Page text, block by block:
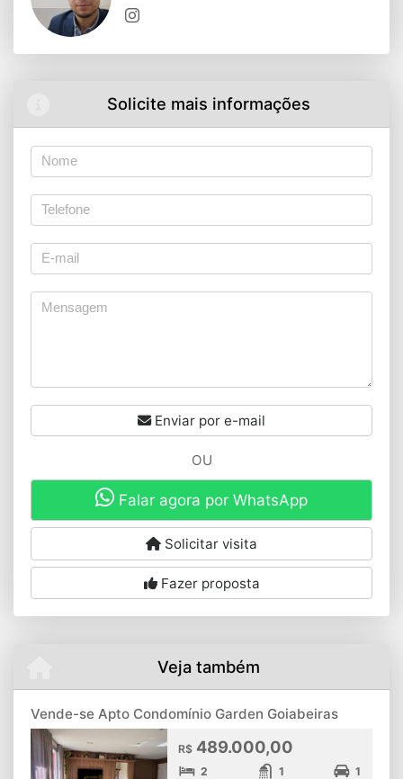
Solicite mais informações
Enviar por e-mail
OU
Falar agora por WhatsApp
Solicitar visita
Fazer proposta
Veja também
Vende-se Apto Condomínio Garden Goiabeiras
R$ 489.000,00
2 1 1